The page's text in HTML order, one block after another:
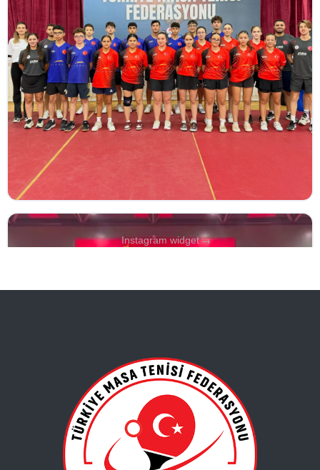
Instagram widget→